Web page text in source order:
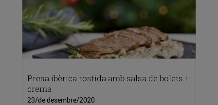
Presa ibèrica rostida amb salsa de bolets i
crema
23/de desembre/2020